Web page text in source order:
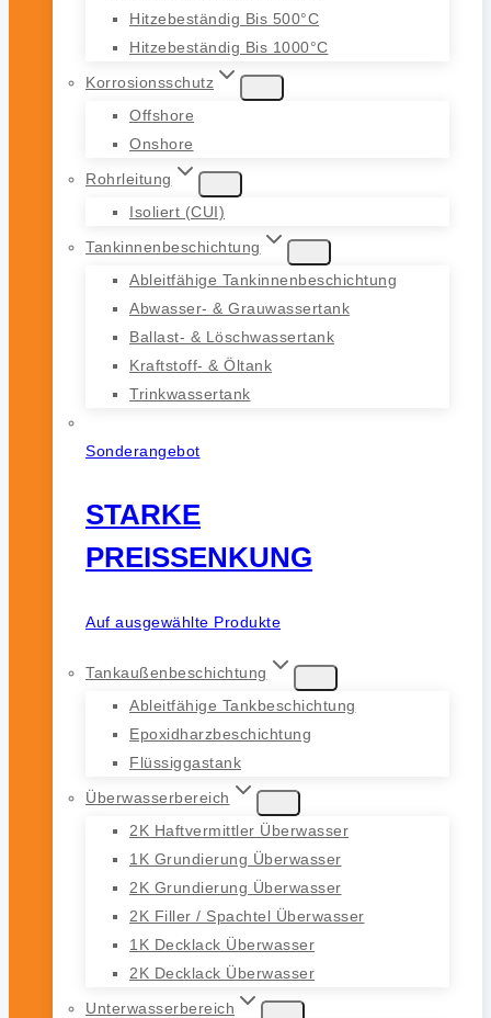
Hitzebeständig Bis 500°C
Hitzebeständig Bis 1000°C
Korrosionsschutz
Offshore
Onshore
Rohrleitung
Isoliert (CUI)
Tankinnenbeschichtung
Ableitfähige Tankinnenbeschichtung
Abwasser- & Grauwassertank
Ballast- & Löschwassertank
Kraftstoff- & Öltank
Trinkwassertank
Sonderangebot
STARKE
PREISSENKUNG
Auf ausgewählte Produkte
Tankaußenbeschichtung
Ableitfähige Tankbeschichtung
Epoxidharzbeschichtung
Flüssiggastank
Überwasserbereich
2K Haftvermittler Überwasser
1K Grundierung Überwasser
2K Grundierung Überwasser
2K Filler / Spachtel Überwasser
1K Decklack Überwasser
2K Decklack Überwasser
Unterwasserbereich